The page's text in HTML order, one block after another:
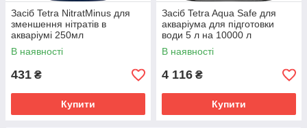
Засіб Tetra NitratMinus для
зменшення нітратів в
акваріумі 250мл
В наявності
431 ₴
Купити
Засіб Tetra Aqua Safe для
акваріума для підготовки
води 5 л на 10000 л
В наявності
4 116 ₴
Купити